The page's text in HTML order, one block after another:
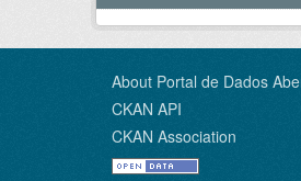
About Portal de Dados
CKAN API
CKAN Association